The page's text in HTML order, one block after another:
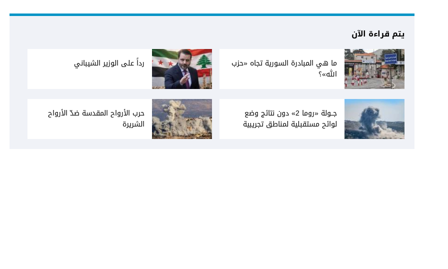
يتم قراءة الآن
ما هي المبادرة السورية تجاه «حزب
الله»؟
رداً على الوزير الشيباني
جــولة «روما 2» دون نتائج وضع
لوائح مستقبلية لمناطق تجريبية
حرب الأرواح المقدسة ضدّ الأرواح
الشريرة